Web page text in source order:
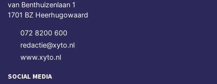
van Benthuizenlaan 1
1701 BZ Heerhugowaard
072 8200 600
redactie@xyto.nl
www.xyto.nl
SOCIAL MEDIA